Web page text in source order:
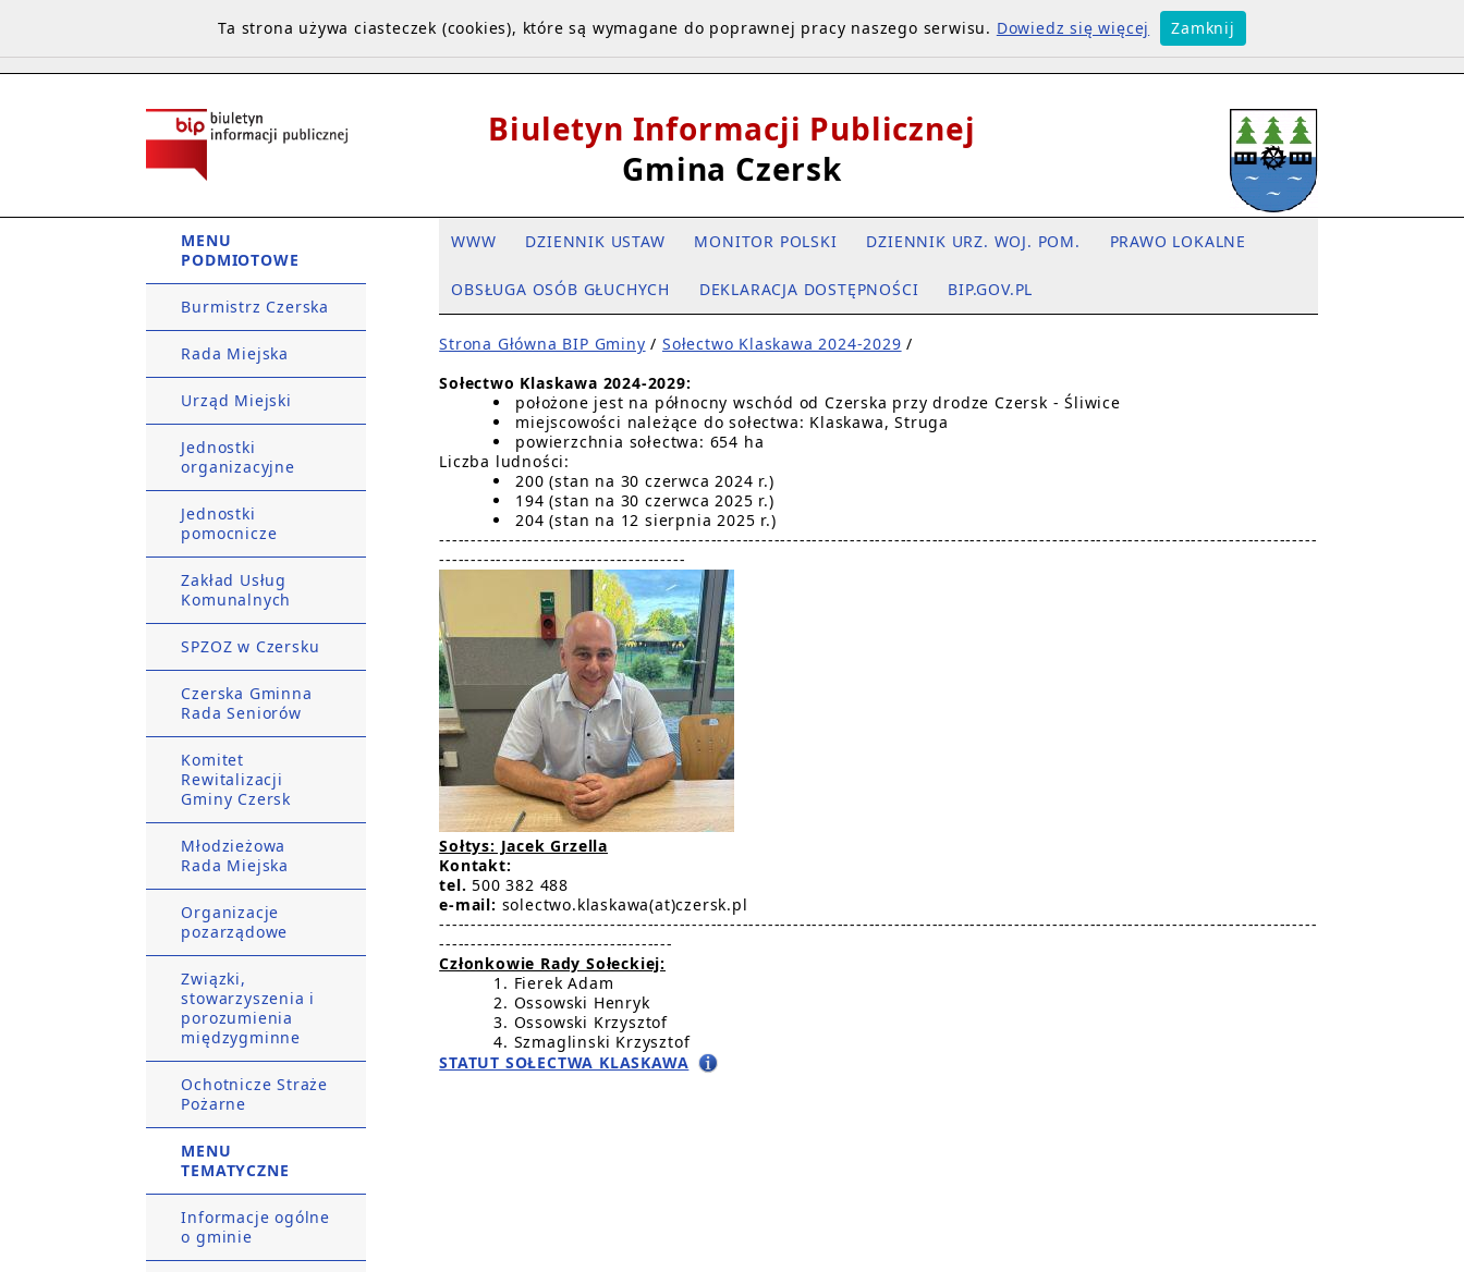
Biuletyn Informacji Publicznej
Gmina Czersk
MENU
PODMIOTOWE
Burmistrz Czerska
Rada Miejska
Urząd Miejski
Jednostki
organizacyjne
Jednostki
pomocnicze
Zakład Usług
Komunalnych
SPZOZ w Czersku
Czerska Gminna
Rada Seniorów
Komitet
Rewitalizacji
Gminy Czersk
Młodzieżowa
Rada Miejska
Organizacje
pozarządowe
Związki,
stowarzyszenia i
porozumienia
międzygminne
Ochotnicze Straże
Pożarne
MENU
TEMATYCZNE
Informacje ogólne
o gminie
WWW DZIENNIK USTAW MONITOR POLSKI DZIENNIK URZ. WOJ. POM. PRAWO LOKALNE
OBSŁUGA OSÓB GŁUCHYCH DEKLARACJA DOSTĘPNOŚCI BIP.GOV.PL
Strona Główna BIP Gminy / Sołectwo Klaskawa 2024-2029 /
Sołectwo Klaskawa 2024-2029:
położone jest na północny wschód od Czerska przy drodze Czersk - Śliwice
miejscowości należące do sołectwa: Klaskawa, Struga
powierzchnia sołectwa: 654 ha
Liczba ludności:
200 (stan na 30 czerwca 2024 r.)
194 (stan na 30 czerwca 2025 r.)
204 (stan na 12 sierpnia 2025 r.)
-------------------------------------------------------------------------------------------------------------------------------------------
---------------------------------------
Sołtys: Jacek Grzella
Kontakt:
tel. 500 382 488
e-mail: solectwo.klaskawa(at)czersk.pl
-------------------------------------------------------------------------------------------------------------------------------------------
-------------------------------------
Członkowie Rady Sołeckiej:
Fierek Adam
Ossowski Henryk
Ossowski Krzysztof
Szmaglinski Krzysztof
STATUT SOŁECTWA KLASKAWA
Ta strona używa ciasteczek (cookies), które są wymagane do poprawnej pracy naszego serwisu. Dowiedz się więcej Zamknij